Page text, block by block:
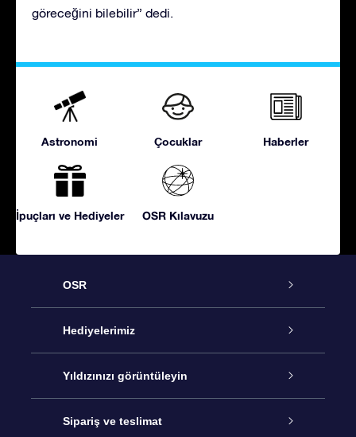
göreceğini bilebilir” dedi.
Astronomi Çocuklar Haberler
İpuçları ve Hediyeler OSR Kılavuzu
OSR
Hizmet
İletişim
Blogu
Hediyelerimiz
Çevrimiçi Yıldız Hediyesi
OSR Hediye Paketi
Yıldızınızı görüntüleyin
Star Register
Sipariş ve teslimat